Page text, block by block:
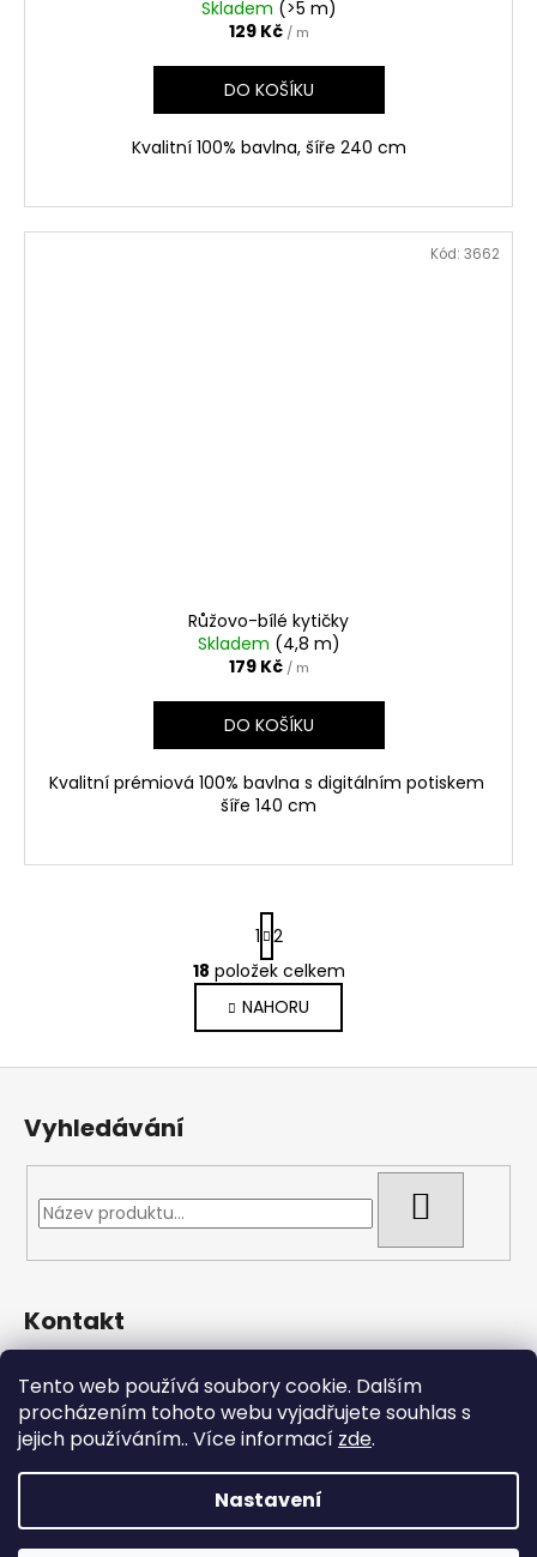
Tento web používá soubory cookie. Dalším
procházením tohoto webu vyjadřujete souhlas s
jejich používáním.. Více informací zde.
Nastavení
Skladem (>5 m)
129 Kč / m
DO KOŠÍKU
Kvalitní 100% bavlna, šíře 240 cm
Růžovo-bílé kytičky
Skladem (4,8 m)
179 Kč / m
DO KOŠÍKU
Kvalitní prémiová 100% bavlna s digitálním potiskem
šíře 140 cm
Kód: 3662
O
v
l
á
í
p
r
ý
p
i
s
S
t
r
á
n
k
1 2
18 položek celkem
NAHORU
Z
Vyhledávání
Kontakt
gmail.com
608866344
DIČ: CZ10827145
https://www.facebook.com/pmlatky.cz
pmlatky.cz
Vytvořil Shoptet